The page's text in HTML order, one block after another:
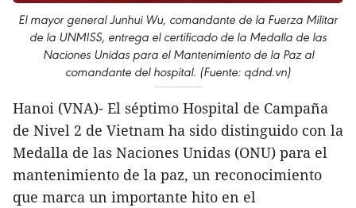
El mayor general Junhui Wu, comandante de la Fuerza Militar
de la UNMISS, entrega el certificado de la Medalla de las
Naciones Unidas para el Mantenimiento de la Paz al
comandante del hospital. (Fuente: qdnd.vn)
Hanoi (VNA)- El séptimo Hospital de Campaña
de Nivel 2 de Vietnam ha sido distinguido con la
Medalla de las Naciones Unidas (ONU) para el
mantenimiento de la paz, un reconocimiento
que marca un importante hito en el